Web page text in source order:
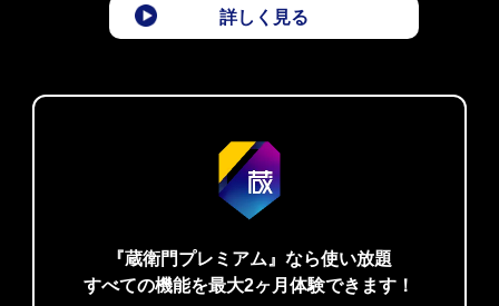
詳しく見る
『蔵衛門プレミアム』なら使い放題
すべての機能を最大2ヶ月体験できます！